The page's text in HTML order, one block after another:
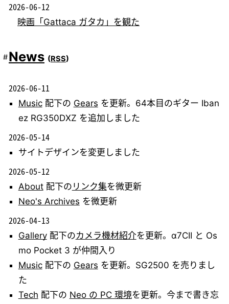
2026-06-12
映画「Gattaca ガタカ」を観た
News (RSS)
2026-06-11
Music配下の Gears を更新。64本目のギター Iban
ez RG350DXZ を追加しました
2026-05-14
サイトデザインを変更しました
2026-05-12
About配下の リンク集を微更新
Neo's Archives を微更新
2026-04-13
Gallery配下のカメラ機材紹介を更新。α7CII と Os
mo Pocket 3 が仲間入り
Music配下の Gears を更新。SG2500 を売りまし
た
Tech 配下の Neo の PC 環境を更新。今まで書き忘